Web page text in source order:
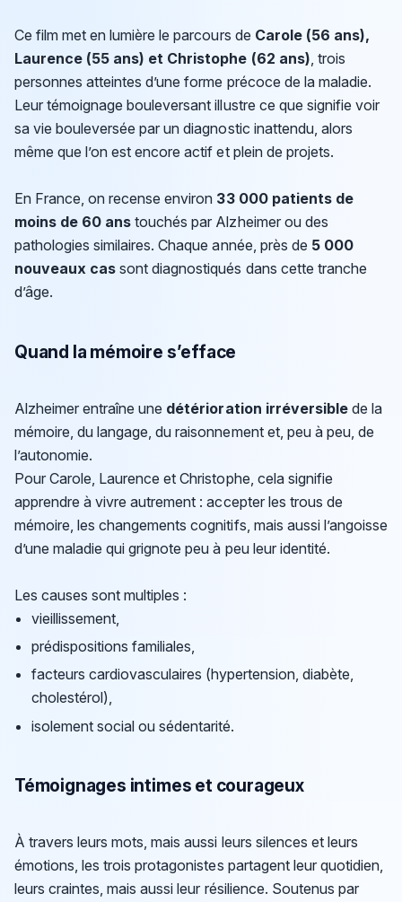
Ce film met en lumière le parcours de Carole (56 ans),
Laurence (55 ans) et Christophe (62 ans), trois
personnes atteintes d’une forme précoce de la maladie.
Leur témoignage bouleversant illustre ce que signifie voir
sa vie bouleversée par un diagnostic inattendu, alors
même que l’on est encore actif et plein de projets.
En France, on recense environ 33 000 patients de
moins de 60 ans touchés par Alzheimer ou des
pathologies similaires. Chaque année, près de 5 000
nouveaux cas sont diagnostiqués dans cette tranche
d’âge.
Quand la mémoire s’efface
Alzheimer entraîne une détérioration irréversiblede la
mémoire, du langage, du raisonnement et, peu à peu, de
l’autonomie.
Pour Carole, Laurence et Christophe, cela signifie
apprendre à vivre autrement : accepter les trous de
mémoire, les changements cognitifs, mais aussi l’angoisse
d’une maladie qui grignote peu à peu leur identité.
Les causes sont multiples :
vieillissement,
prédispositions familiales,
facteurs cardiovasculaires (hypertension, diabète,
cholestérol),
isolement social ou sédentarité.
Témoignages intimes et courageux
À travers leurs mots, mais aussi leurs silences et leurs
émotions, les trois protagonistes partagent leur quotidien,
leurs craintes, mais aussi leur résilience. Soutenus par